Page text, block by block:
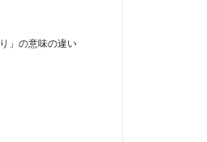
」の意味の違い